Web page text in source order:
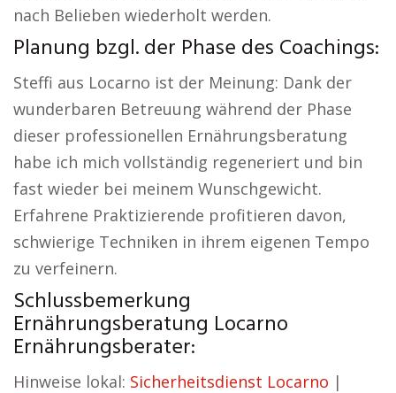
nach Belieben wiederholt werden.
Planung bzgl. der Phase des Coachings:
Steffi aus Locarno ist der Meinung: Dank der
wunderbaren Betreuung während der Phase
dieser professionellen Ernährungsberatung
habe ich mich vollständig regeneriert und bin
fast wieder bei meinem Wunschgewicht.
Erfahrene Praktizierende profitieren davon,
schwierige Techniken in ihrem eigenen Tempo
zu verfeinern.
Schlussbemerkung
Ernährungsberatung Locarno
Ernährungsberater:
Hinweise lokal: Sicherheitsdienst Locarno |